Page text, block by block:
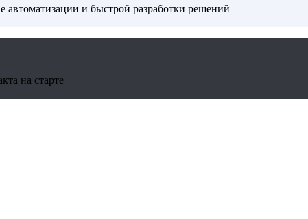
и быстрой разработки решений
на старте